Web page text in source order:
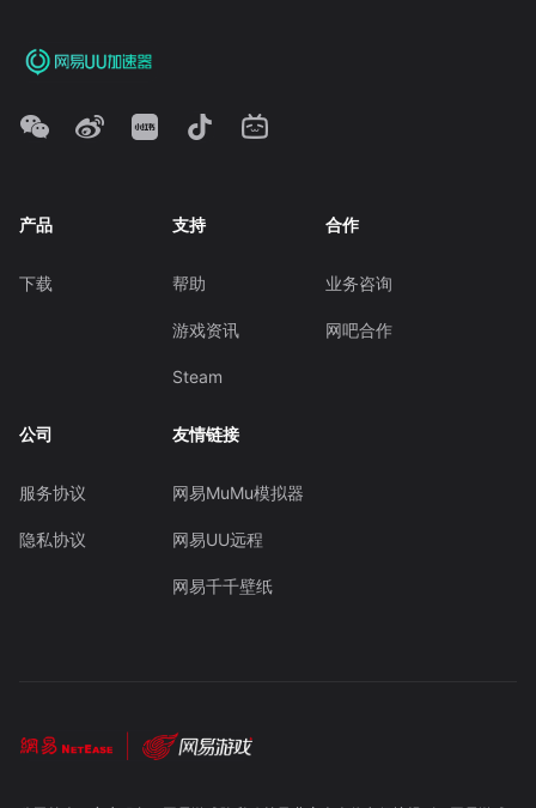
产品
下载
支持
帮助
游戏资讯
Steam
合作
业务咨询
网吧合作
公司
服务协议
隐私协议
友情链接
网易MuMu模拟器
网易UU远程
网易千千壁纸